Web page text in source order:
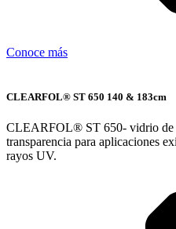
Conoce más
CLEARFOL® ST 650 140 & 183cm
CLEARFOL® ST 650- vidrio de
transparencia para aplicaciones
rayos UV.